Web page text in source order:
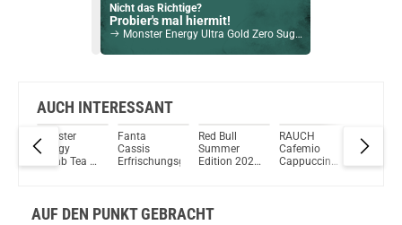
Nicht das Richtige?
Probier's mal hiermit!
Monster Energy Ultra Gold Zero Sugar 500ml
Krusty Krunch Melted Chocolate Popcorn 30g
Du willst Kröten sparen?
Schau mal hier!
Innokin Trine Pod System Kit Rot
AUCH INTERESSANT
Monster
Energy
Rehab Tea &
Fanta
Cassis
Erfrischungsgetränk
Red Bull
Summer
Edition 2025
RAUCH
Cafemio
Cappuccino
Effect
Energy
AUF DEN PUNKT GEBRACHT